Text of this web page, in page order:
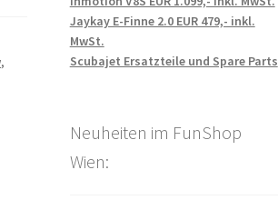
,
Jaykay E-Finne 2.0 EUR 479,- inkl.
MwSt.
Scubajet Ersatzteile und Spare Parts
Neuheiten im FunShop
Wien: